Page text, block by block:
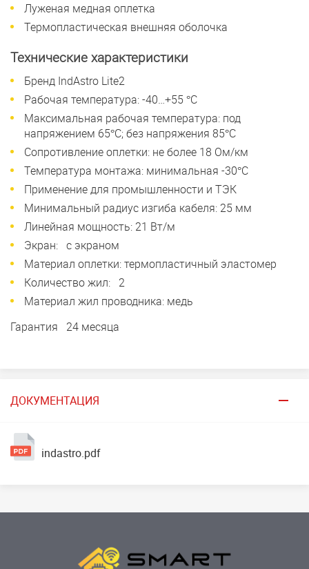
Луженая медная оплетка
Термопластическая внешняя оболочка
Технические характеристики
Бренд IndAstro Lite2
Рабочая температура: -40…+55 °С
Максимальная рабочая температура: под
напряжением 65°С; без напряжения 85°С
Сопротивление оплетки: не более 18 Ом/км
Температура монтажа: минимальная -30°С
Применение для промышленности и ТЭК
Минимальный радиус изгиба кабеля: 25 мм
Линейная мощность: 21 Вт/м
Экран: с экраном
Материал оплетки: термопластичный эластомер
Количество жил: 2
Материал жил проводника: медь
Гарантия 24 месяца
ДОКУМЕНТАЦИЯ
indastro.pdf